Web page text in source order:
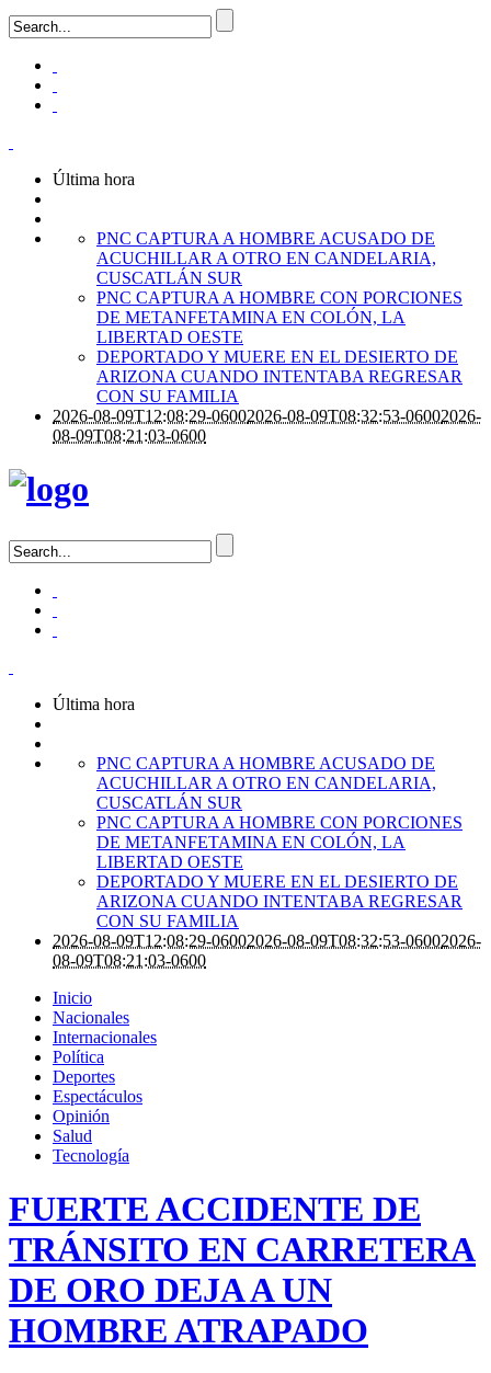
Última hora
PNC CAPTURA A HOMBRE ACUSADO DE
ACUCHILLAR A OTRO EN CANDELARIA,
CUSCATLÁN SUR
PNC CAPTURA A HOMBRE CON PORCIONES
DE METANFETAMINA EN COLÓN, LA
LIBERTAD OESTE
DEPORTADO Y MUERE EN EL DESIERTO DE
ARIZONA CUANDO INTENTABA REGRESAR
CON SU FAMILIA
2026-08-09T12:08:29-06002026-08-09T08:32:53-06002026-
08-09T08:21:03-0600
Última hora
PNC CAPTURA A HOMBRE ACUSADO DE
ACUCHILLAR A OTRO EN CANDELARIA,
CUSCATLÁN SUR
PNC CAPTURA A HOMBRE CON PORCIONES
DE METANFETAMINA EN COLÓN, LA
LIBERTAD OESTE
DEPORTADO Y MUERE EN EL DESIERTO DE
ARIZONA CUANDO INTENTABA REGRESAR
CON SU FAMILIA
2026-08-09T12:08:29-06002026-08-09T08:32:53-06002026-
08-09T08:21:03-0600
Inicio
Nacionales
Internacionales
Política
Deportes
Espectáculos
Opinión
Salud
Tecnología
FUERTE ACCIDENTE DE
TRÁNSITO EN CARRETERA
DE ORO DEJA A UN
HOMBRE ATRAPADO